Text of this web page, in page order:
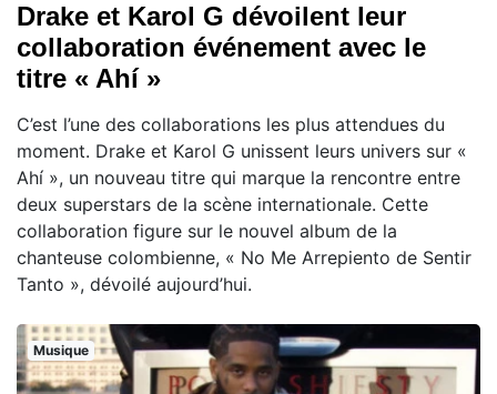
Drake et Karol G dévoilent leur
collaboration événement avec le
titre « Ahí »
C’est l’une des collaborations les plus attendues du
moment. Drake et Karol G unissent leurs univers sur «
Ahí », un nouveau titre qui marque la rencontre entre
deux superstars de la scène internationale. Cette
collaboration figure sur le nouvel album de la
chanteuse colombienne, « No Me Arrepiento de Sentir
Tanto », dévoilé aujourd’hui.
Musique